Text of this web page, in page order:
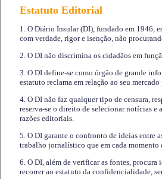
Estatuto Editorial
1. O Diário Insular (DI), fundado em 1946,
com verdade, rigor e isenção, não
2. O DI não discrimina os cidadãos em
3. O DI define-se como órgão de grande
estatuto reclama em relação ao seu
4. O DI não faz qualquer tipo de censura,
reserva-se o direito de selecionar notícias
razões editoriais.
5. O DI garante o confronto de ideias entre
trabalho jornalístico que em cada momento
6. O DI, além de verificar as fontes,
recorrer ao estatuto da confidencialidade,